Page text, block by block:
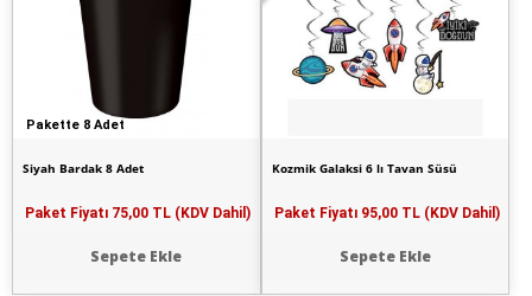
Pakette 8 Adet
Siyah Bardak 8 Adet
Paket Fiyatı 75,00 TL (KDV Dahil)
Sepete Ekle
Kozmik Galaksi 6 lı Tavan Süsü
Paket Fiyatı 95,00 TL (KDV Dahil)
Sepete Ekle